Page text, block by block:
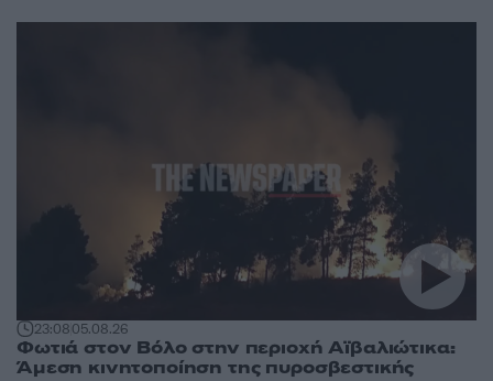
23:0805.08.26
Φωτιά στον Βόλο στην περιοχή Αϊβαλιώτικα:
Άμεση κινητοποίηση της πυροσβεστικής